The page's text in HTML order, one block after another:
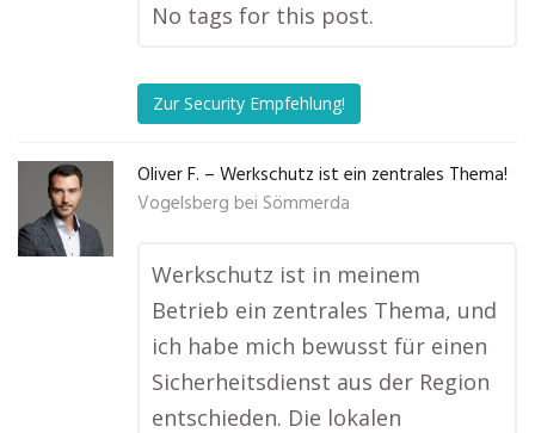
No tags for this post.
Zur Security Empfehlung!
Oliver F. – Werkschutz ist ein zentrales Thema!
Vogelsberg bei Sömmerda
Werkschutz ist in meinem
Betrieb ein zentrales Thema, und
ich habe mich bewusst für einen
Sicherheitsdienst aus der Region
entschieden. Die lokalen